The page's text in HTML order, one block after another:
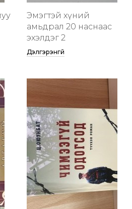
Эмэгтэй хүний
амьдрал 20 наснаас
эхэлдэг 2
Дэлгэрэнгүй